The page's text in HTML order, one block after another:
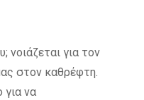
νοιάζεται για τον
στον καθρέφτη.
για να